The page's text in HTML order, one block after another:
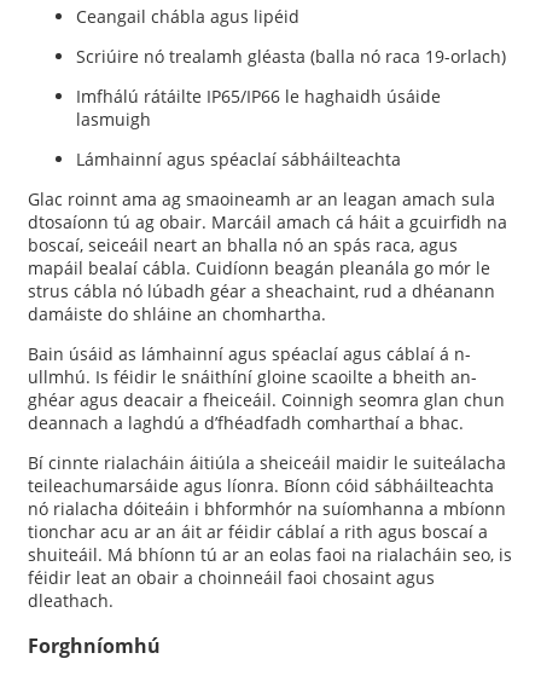
Ceangail chábla agus lipéid
Scriúire nó trealamh gléasta (balla nó raca 19-orlach)
Imfhálú rátáilte IP65/IP66 le haghaidh úsáide
lasmuigh
Lámhainní agus spéaclaí sábháilteachta
Glac roinnt ama ag smaoineamh ar an leagan amach sula
dtosaíonn tú ag obair. Marcáil amach cá háit a gcuirfidh na
boscaí, seiceáil neart an bhalla nó an spás raca, agus
mapáil bealaí cábla. Cuidíonn beagán pleanála go mór le
strus cábla nó lúbadh géar a sheachaint, rud a dhéanann
damáiste do shláine an chomhartha.
Bain úsáid as lámhainní agus spéaclaí agus cáblaí á n-
ullmhú. Is féidir le snáithíní gloine scaoilte a bheith an-
ghéar agus deacair a fheiceáil. Coinnigh seomra glan chun
deannach a laghdú a d’fhéadfadh comharthaí a bhac.
Bí cinnte rialacháin áitiúla a sheiceáil maidir le suiteálacha
teileachumarsáide agus líonra. Bíonn cóid sábháilteachta
nó rialacha dóiteáin i bhformhór na suíomhanna a mbíonn
tionchar acu ar an áit ar féidir cáblaí a rith agus boscaí a
shuiteáil. Má bhíonn tú ar an eolas faoi na rialacháin seo, is
féidir leat an obair a choinneáil faoi chosaint agus
dleathach.
Forghníomhú